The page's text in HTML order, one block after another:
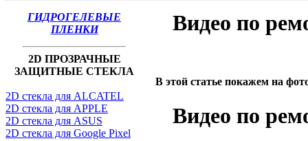
ГИДРОГЕЛЕВЫЕ
ПЛЕНКИ
2D ПРОЗРАЧНЫЕ
ЗАЩИТНЫЕ СТЕКЛА
2D стекла для ALCATEL
2D стекла для APPLE
2D стекла для ASUS
2D стекла для Google Pixel
Видео по
В этой статье покажем на
Видео по